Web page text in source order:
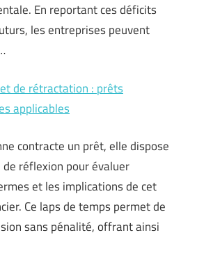
En reportant ces déficits
les entreprises peuvent
de rétractation : prêts
applicables
contracte un prêt, elle dispose
de réflexion pour évaluer
et les implications de cet
Ce laps de temps permet de
sans pénalité, offrant ainsi